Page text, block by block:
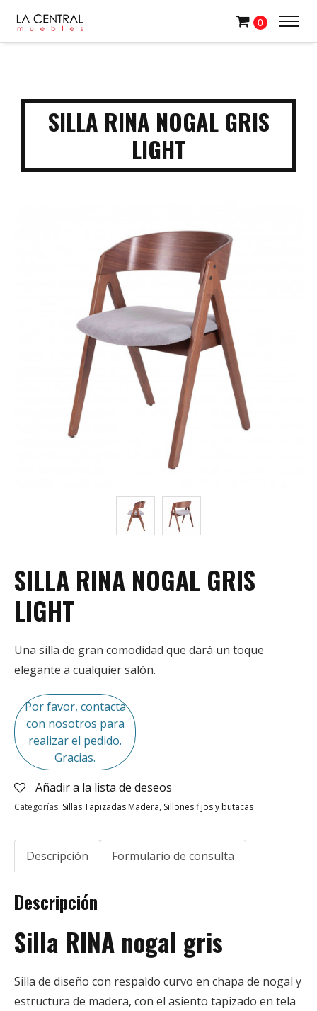
0
SILLA RINA NOGAL GRIS
LIGHT
SILLA RINA NOGAL GRIS
LIGHT
Una silla de gran comodidad que dará un toque
elegante a cualquier salón.
Por favor, contacta
con nosotros para
realizar el pedido.
Gracias.
Añadir a la lista de deseos
Categorías: Sillas Tapizadas Madera, Sillones fijos y butacas
Descripción Formulario de consulta
Descripción
Silla RINA nogal gris
Silla de diseño con respaldo curvo en chapa de nogal y
estructura de madera, con el asiento tapizado en tela